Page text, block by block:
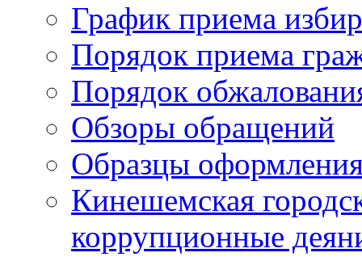
График приема
Порядок приема
Порядок
Обзоры обращений
Образцы
Кинешемская
коррупционные